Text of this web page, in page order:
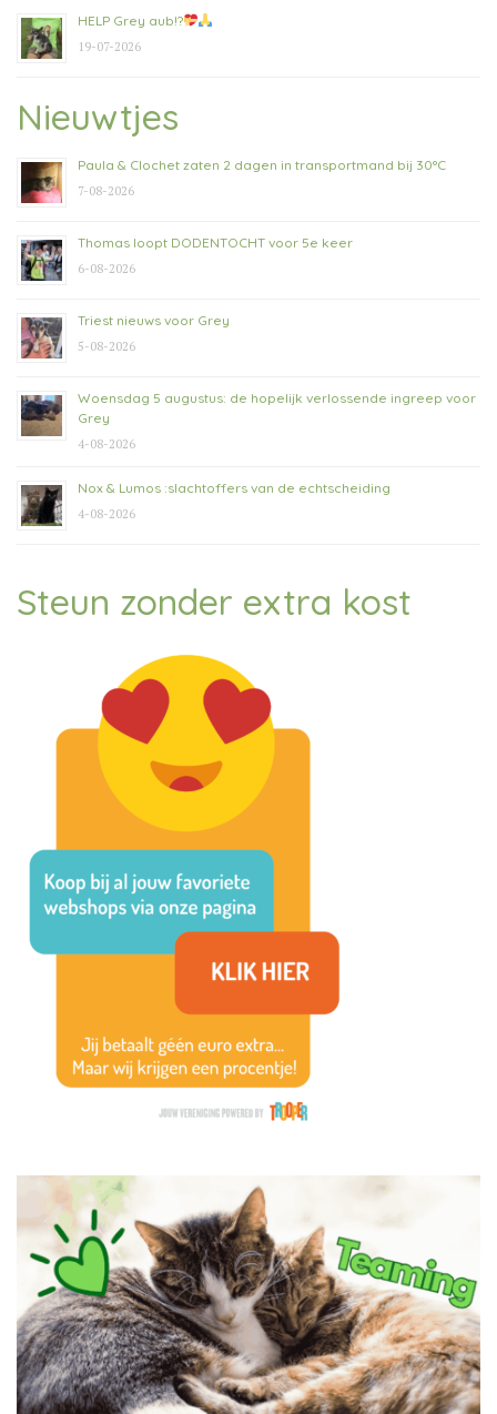
HELP Grey aub!?
19-07-2026
Nieuwtjes
Paula & Clochet zaten 2 dagen in transportmand bij 30°C
7-08-2026
Thomas loopt DODENTOCHT voor 5e keer
6-08-2026
Triest nieuws voor Grey
5-08-2026
Woensdag 5 augustus: de hopelijk verlossende ingreep voor
Grey
4-08-2026
Nox & Lumos :slachtoffers van de echtscheiding
4-08-2026
Steun zonder extra kost